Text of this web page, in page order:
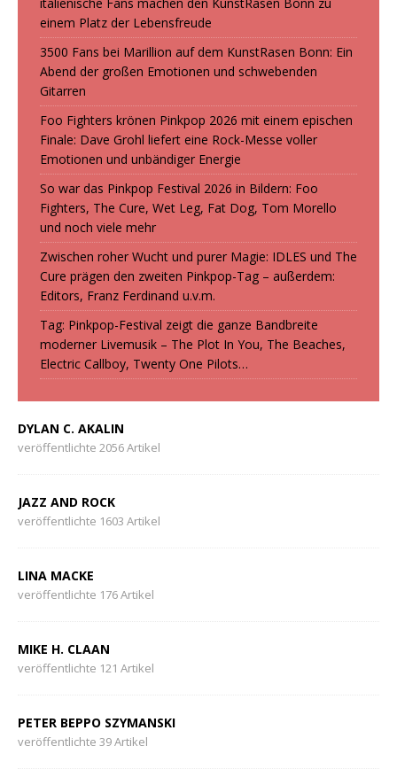
einem Platz der Lebensfreude
3500 Fans bei Marillion auf dem KunstRasen Bonn: Ein
Abend der großen Emotionen und schwebenden
Gitarren
Foo Fighters krönen Pinkpop 2026 mit einem epischen
Finale: Dave Grohl liefert eine Rock-Messe voller
Emotionen und unbändiger Energie
So war das Pinkpop Festival 2026 in Bildern: Foo
Fighters, The Cure, Wet Leg, Fat Dog, Tom Morello
und noch viele mehr
Zwischen roher Wucht und purer Magie: IDLES und The
Cure prägen den zweiten Pinkpop-Tag – außerdem:
Editors, Franz Ferdinand u.v.m.
Tag: Pinkpop-Festival zeigt die ganze Bandbreite
moderner Livemusik – The Plot In You, The Beaches,
Electric Callboy, Twenty One Pilots…
DYLAN C. AKALIN
veröffentlichte 2056 Artikel
JAZZ AND ROCK
veröffentlichte 1603 Artikel
LINA MACKE
veröffentlichte 176 Artikel
MIKE H. CLAAN
veröffentlichte 121 Artikel
PETER BEPPO SZYMANSKI
veröffentlichte 39 Artikel